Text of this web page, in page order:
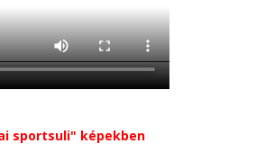
sportsuli" képekben